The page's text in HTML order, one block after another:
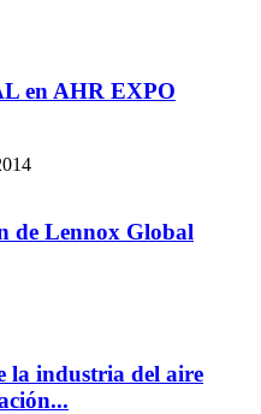
en AHR EXPO
de Lennox Global
la industria del aire